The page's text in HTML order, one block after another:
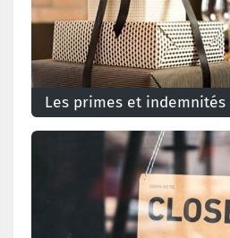
Les primes et indemnités